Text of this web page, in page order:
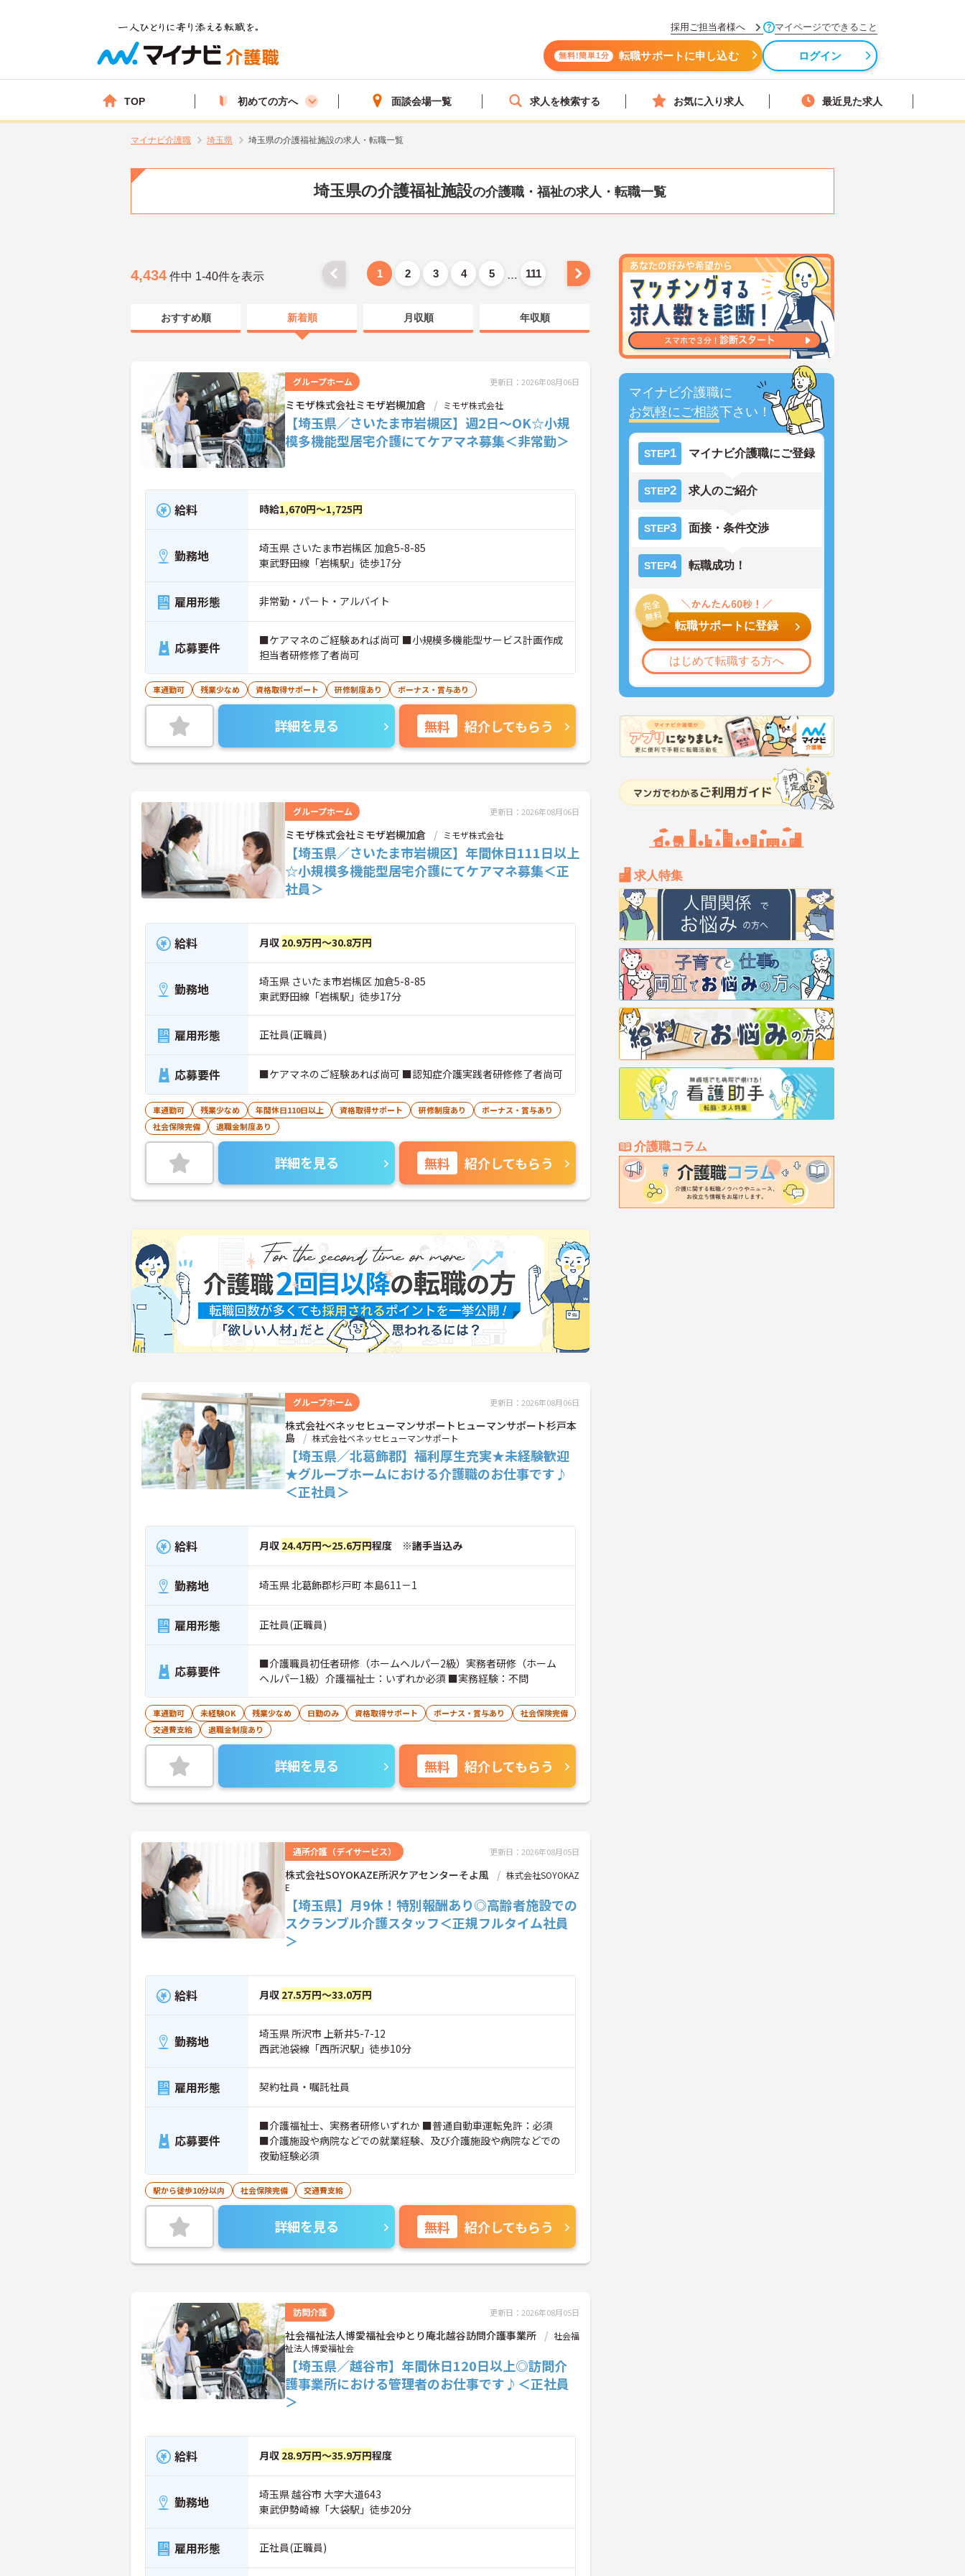
採用ご担当者様へ マイページでできること
無料!簡単1分 転職サポートに申し込む ログイン
TOP 初めての方へ 面談会場一覧 求人を検索する お気に入り求人 最近見た求人
マイナビ介護職 埼玉県 埼玉県の介護福祉施設の求人・転職一覧
埼玉県の介護福祉施設の介護職・福祉の求人・転職一覧
マイナビ介護職に
お気軽にご相談下さい！
STEP1 マイナビ介護職にご登録
STEP2 求人のご紹介
STEP3 面接・条件交渉
STEP4 転職成功！
転職サポートに登録
はじめて転職する方へ
求人特集
介護職コラム
4,434 件中 1-40件を表示 1 2 3 4 5 … 111
おすすめ順 新着順 月収順 年収順
グループホーム 更新日：2026年08月06日
ミモザ株式会社ミモザ岩槻加倉 ミモザ株式会社
【埼玉県／さいたま市岩槻区】週2日～OK☆小規
模多機能型居宅介護にてケアマネ募集＜非常勤＞
給料 時給1,670円～1,725円
勤務地
埼玉県 さいたま市岩槻区 加倉5-8-85
東武野田線「岩槻駅」徒歩17分
雇用形態 非常勤・パート・アルバイト
応募要件
■ケアマネのご経験あれば尚可 ■小規模多機能型サービス計画作成
担当者研修修了者尚可
車通勤可 残業少なめ 資格取得サポート 研修制度あり ボーナス・賞与あり
詳細を見る 無料 紹介してもらう
グループホーム 更新日：2026年08月06日
ミモザ株式会社ミモザ岩槻加倉 ミモザ株式会社
【埼玉県／さいたま市岩槻区】年間休日111日以上
☆小規模多機能型居宅介護にてケアマネ募集＜正
社員＞
給料 月収 20.9万円～30.8万円
勤務地
埼玉県 さいたま市岩槻区 加倉5-8-85
東武野田線「岩槻駅」徒歩17分
雇用形態 正社員(正職員)
応募要件 ■ケアマネのご経験あれば尚可 ■認知症介護実践者研修修了者尚可
車通勤可 残業少なめ 年間休日110日以上 資格取得サポート 研修制度あり
ボーナス・賞与あり
社会保険完備
退職金制度あり
詳細を見る 無料 紹介してもらう
グループホーム 更新日：2026年08月06日
株式会社ベネッセヒューマンサポートヒューマンサポート杉戸本
島
株式会社ベネッセヒューマンサポート
【埼玉県／北葛飾郡】福利厚生充実★未経験歓迎
★グループホームにおける介護職のお仕事です♪
＜正社員＞
給料 月収 24.4万円～25.6万円程度 ※諸手当込み
勤務地 埼玉県 北葛飾郡杉戸町 本島611－1
雇用形態 正社員(正職員)
応募要件
■介護職員初任者研修（ホームヘルパー2級）実務者研修（ホーム
ヘルパー1級）介護福祉士：いずれか必須 ■実務経験：不問
車通勤可 未経験OK 残業少なめ 日勤のみ 資格取得サポート ボーナス・賞与あり
社会保険完備
交通費支給
退職金制度あり
詳細を見る 無料 紹介してもらう
通所介護（デイサービス） 更新日：2026年08月05日
株式会社SOYOKAZE所沢ケアセンターそよ風
株式会社SOYOKAZ
E
【埼玉県】月9休！特別報酬あり◎高齢者施設での
スクランブル介護スタッフ＜正規フルタイム社員
＞
給料 月収 27.5万円～33.0万円
勤務地
埼玉県 所沢市 上新井5-7-12
西武池袋線「西所沢駅」徒歩10分
雇用形態 契約社員・嘱託社員
応募要件
■介護福祉士、実務者研修いずれか ■普通自動車運転免許：必須
■介護施設や病院などでの就業経験、及び介護施設や病院などでの
夜勤経験必須
駅から徒歩10分以内 社会保険完備 交通費支給
詳細を見る 無料 紹介してもらう
訪問介護 更新日：2026年08月05日
社会福祉法人博愛福祉会ゆとり庵北越谷訪問介護事業所
社会福
祉法人博愛福祉会
【埼玉県／越谷市】年間休日120日以上◎訪問介
護事業所における管理者のお仕事です♪＜正社員
＞
給料 月収 28.9万円～35.9万円程度
勤務地
埼玉県 越谷市 大字大道643
東武伊勢崎線「大袋駅」徒歩20分
雇用形態 正社員(正職員)